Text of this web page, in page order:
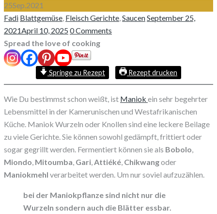
25Sep.2021
Author
Fadi Categories
Blattgemüse, Fleisch Gerichte,SaucenPosted
September 25,
2021April 10, 2025 0 Comments
Spread the love of cooking
Springe zu Rezept Rezept drucken
Wie Du bestimmst schon weißt, ist Maniok ein sehr begehrter
Lebensmittel in der Kamerunischen und Westafrikanischen
Küche. Maniok Wurzeln oder Knollen sind eine leckere Beilage
zu viele Gerichte. Sie können sowohl gedämpft, frittiert oder
sogar gegrillt werden. Fermentiert können sie als Bobolo,
Miondo, Mitoumba, Gari,Attiéké, Chikwangoder
Maniokmehl verarbeitet werden. Um nur soviel aufzuzählen.
bei der Maniokpflanze sind nicht nur die
Wurzeln sondern auch die Blätter essbar.